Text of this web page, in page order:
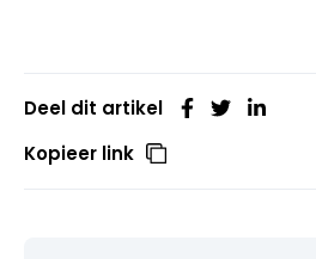
Deel dit artikel
Kopieer link